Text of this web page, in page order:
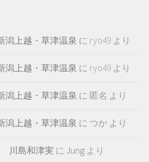
潟上越・草津温泉 に ryo49 より
潟上越・草津温泉 に ryo49 より
潟上越・草津温泉 に 匿名 より
潟上越・草津温泉 に つか より
川島和津実 に Jung より